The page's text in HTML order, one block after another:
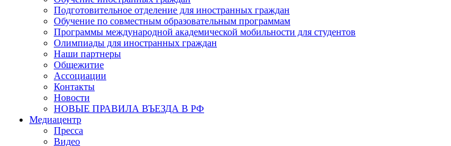
Подготовительное отделение для иностранных граждан
Обучение по совместным образовательным программам
Программы международной академической мобильности для студентов
Олимпиады для иностранных граждан
Наши партнеры
Общежитие
Ассоциации
Контакты
Новости
НОВЫЕ ПРАВИЛА ВЪЕЗДА В РФ
Медиацентр
Пресса
Видео